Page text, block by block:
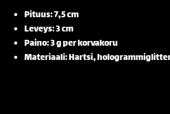
Pituus: 7,5 cm
Leveys: 3 cm
Paino: 3 g per korvakoru
Materiaali: Hartsi,